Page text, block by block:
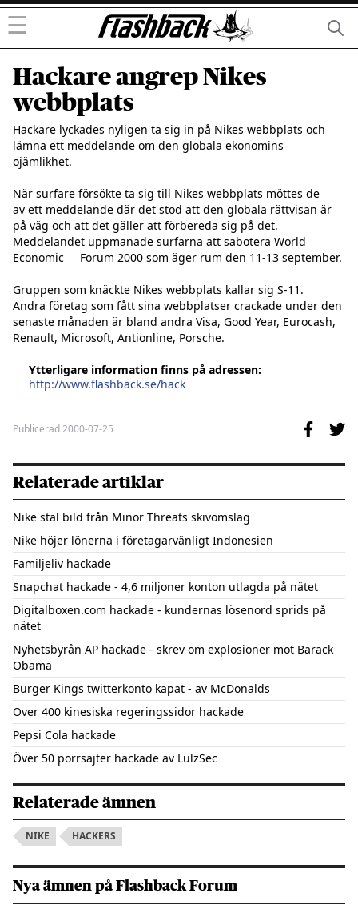
☰
Hackare angrep Nikes
webbplats
Hackare lyckades nyligen ta sig in på Nikes webbplats och
lämna ett meddelande om den globala ekonomins
ojämlikhet.
När surfare försökte ta sig till Nikes webbplats möttes de
av ett meddelande där det stod att den globala rättvisan är
på väg och att det gäller att förbereda sig på det.
Meddelandet uppmanade surfarna att sabotera World
Economic     Forum 2000 som äger rum den 11-13 september.
Gruppen som knäckte Nikes webbplats kallar sig S-11.
Andra företag som fått sina webbplatser crackade under den
senaste månaden är bland andra Visa, Good Year, Eurocash,
Renault, Microsoft, Antionline, Porsche.
Ytterligare information finns på adressen:
http://www.flashback.se/hack
Publicerad2000-07-25
Relaterade artiklar
Nike stal bild från Minor Threats skivomslag
Nike höjer lönerna i företagarvänligt Indonesien
Familjeliv hackade
Snapchat hackade - 4,6 miljoner konton utlagda på nätet
Digitalboxen.com hackade - kundernas lösenord sprids på
nätet
Nyhetsbyrån AP hackade - skrev om explosioner mot Barack
Obama
Burger Kings twitterkonto kapat - av McDonalds
Över 400 kinesiska regeringssidor hackade
Pepsi Cola hackade
Över 50 porrsajter hackade av LulzSec
Relaterade ämnen
NIKE HACKERS
Nya ämnen på Flashback Forum